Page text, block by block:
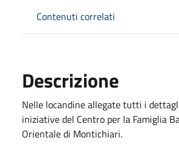
Contenuti correlati
Descrizione
Nelle locandine allegate tutti i
iniziative del Centro per la Famiglia
Orientale di Montichiari.